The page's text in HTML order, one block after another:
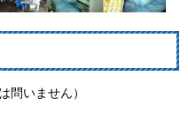
問いません）